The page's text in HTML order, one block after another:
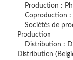
Production :
Coproduction :
Sociétés de
Production
Distribution :
Distribution